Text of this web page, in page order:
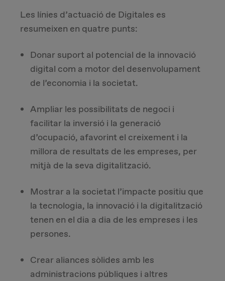
Les línies d’actuació de Digitales es
resumeixen en quatre punts:
Donar suport al potencial de la innovació
digital com a motor del desenvolupament
de l’economia i la societat.
Ampliar les possibilitats de negoci i
facilitar la inversió i la generació
d’ocupació, afavorint el creixement i la
millora de resultats de les empreses, per
mitjà de la seva digitalització.
Mostrar a la societat l’impacte positiu que
la tecnologia, la innovació i la digitalització
tenen en el dia a dia de les empreses i les
persones.
Crear aliances sòlides amb les
administracions públiques i altres